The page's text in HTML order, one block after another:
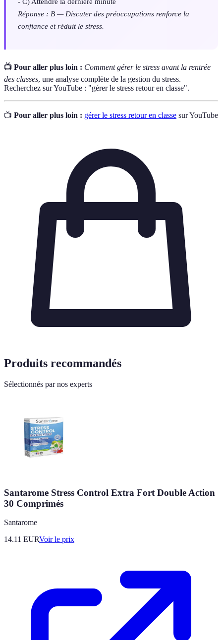
Réponse : B — Discuter des préoccupations renforce la
confiance et réduit le stress.
📺 Pour aller plus loin : Comment gérer le stress avant la rentrée
des classes, une analyse complète de la gestion du stress.
Recherchez sur YouTube : "gérer le stress retour en classe".
📺 Pour aller plus loin : gérer le stress retour en classe sur YouTube
Produits recommandés
Sélectionnés par nos experts
Santarome Stress Control Extra Fort Double Action
30 Comprimés
Santarome
14.11 EURVoir le prix